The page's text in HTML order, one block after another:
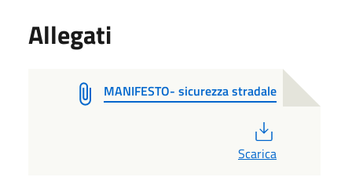
Allegati
MANIFESTO- sicurezza stradale
Scarica